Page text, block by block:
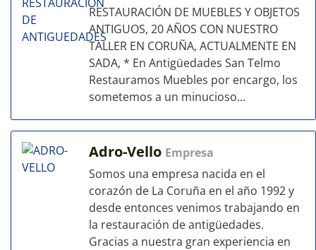
RESTAURACIÓN DE MUEBLES Y OBJETOS
ANTIGUOS, 20 AÑOS CON NUESTRO
TALLER EN CORUÑA, ACTUALMENTE EN
SADA, * En Antigüedades San Telmo
Restauramos Muebles por encargo, los
sometemos a un minucioso...
Adro-Vello Empresa
Somos una empresa nacida en el
corazón de La Coruña en el año 1992 y
desde entonces venimos trabajando en
la restauración de antigüedades.
Gracias a nuestra gran experiencia en